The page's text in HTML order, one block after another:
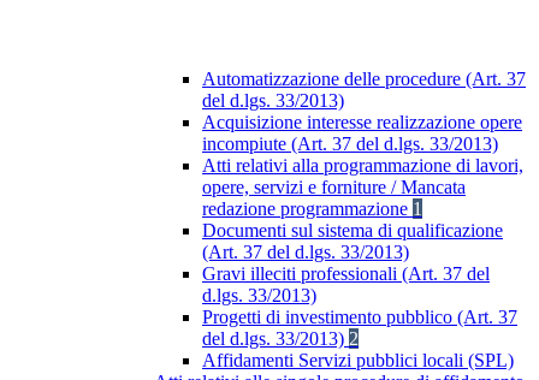
Automatizzazione delle procedure (Art. 37
del d.lgs. 33/2013)
Acquisizione interesse realizzazione opere
incompiute (Art. 37 del d.lgs. 33/2013)
Atti relativi alla programmazione di lavori,
opere, servizi e forniture / Mancata
redazione programmazione 1
Documenti sul sistema di qualificazione
(Art. 37 del d.lgs. 33/2013)
Gravi illeciti professionali (Art. 37 del
d.lgs. 33/2013)
Progetti di investimento pubblico (Art. 37
del d.lgs. 33/2013) 2
Affidamenti Servizi pubblici locali (SPL)